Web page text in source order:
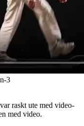
3
raskt ute med video-
med video.